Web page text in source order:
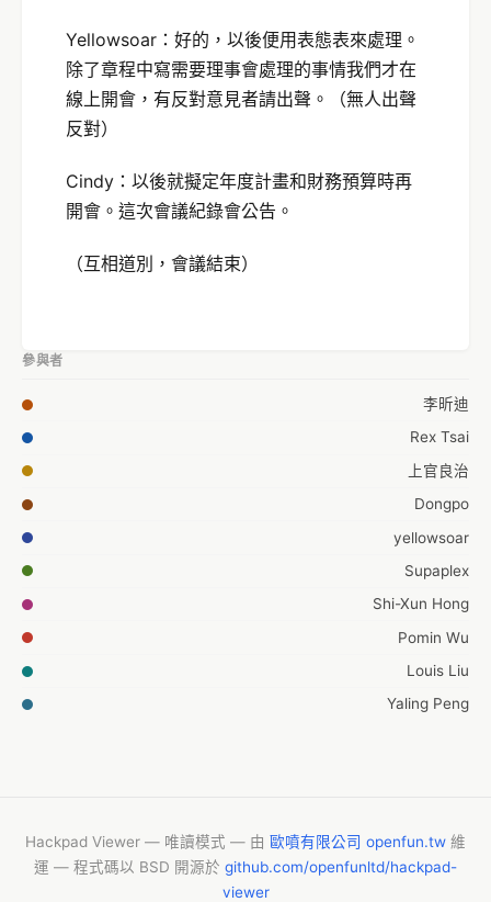
Yellowsoar：好的，以後便用表態表來處理。
除了章程中寫需要理事會處理的事情我們才在
線上開會，有反對意見者請出聲。（無人出聲
反對）
Cindy：以後就擬定年度計畫和財務預算時再
開會。這次會議紀錄會公告。
（互相道別，會議結束）
參與者
李昕迪
Rex Tsai
上官良治
Dongpo
yellowsoar
Supaplex
Shi-Xun Hong
Pomin Wu
Louis Liu
Yaling Peng
Hackpad Viewer — 唯讀模式 — 由 歐噴有限公司 openfun.tw 維
運 — 程式碼以 BSD 開源於 github.com/openfunltd/hackpad-
viewer